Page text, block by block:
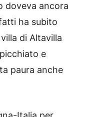
doveva ancora
ha subito
di Altavilla
e
paura anche